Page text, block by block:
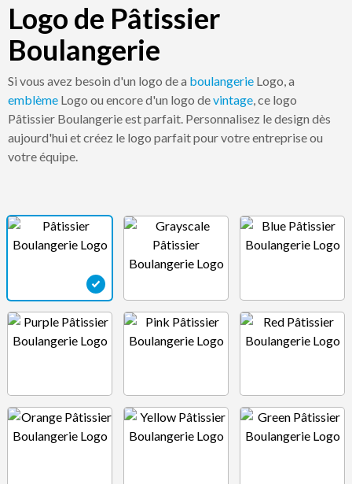
Logo de Pâtissier
Boulangerie
Si vous avez besoin d'un logo de a boulangerie Logo, a
emblème Logo ou encore d'un logo devintage, ce logo
Pâtissier Boulangerie est parfait. Personnalisez le design dès
aujourd'hui et créez le logo parfait pour votre entreprise ou
votre équipe.